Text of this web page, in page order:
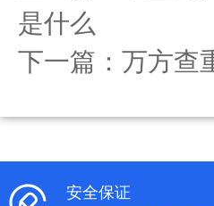
是什么
下一篇： 万方查
安全保证